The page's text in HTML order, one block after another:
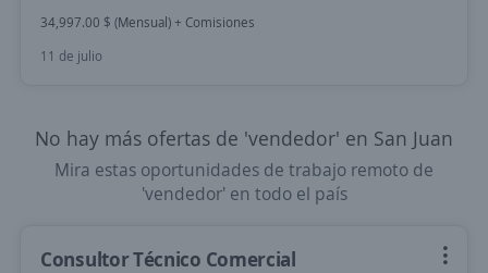
34,997.00 $ (Mensual) + Comisiones
11 de julio
No hay más ofertas de 'vendedor' en San Juan
Mira estas oportunidades de trabajo remoto de
'vendedor' en todo el país
Consultor Técnico Comercial